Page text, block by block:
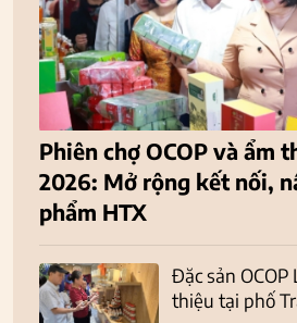
Phiên chợ OCOP và ẩm
2026: Mở rộng kết nối,
phẩm HTX
Đặc sản OCOP
thiệu tại phố